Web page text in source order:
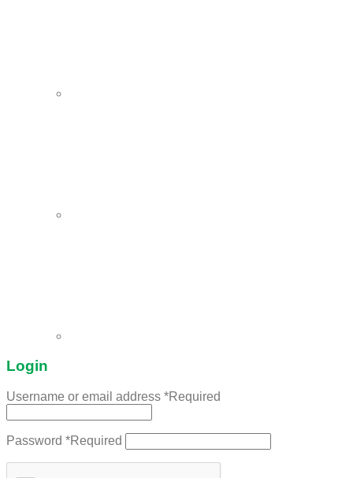
Login
Username or email address *Required
Password *Required